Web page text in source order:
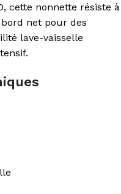
cette nonnette résiste à
net pour des
lave-vaisselle